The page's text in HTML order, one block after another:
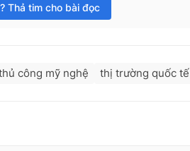
Thả tim cho bài đọc
công mỹ nghệ thị trường quốc tế